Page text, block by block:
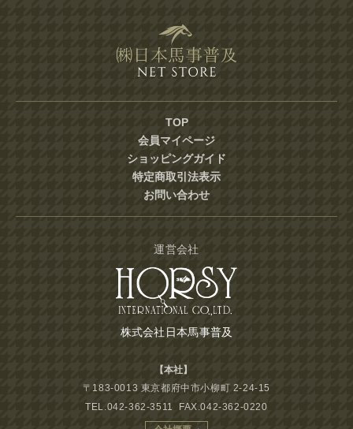
TOP
会員マイページ
ショッピングガイド
特定商取引法表示
お問い合わせ
運営会社
株式会社日本馬事普及
【本社】
〒183-0013 東京都府中市小柳町 2-24-15
TEL.042-362-3511 FAX.042-362-0220